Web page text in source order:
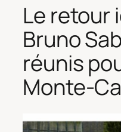
Le retour
Bruno
réunis
Monte-